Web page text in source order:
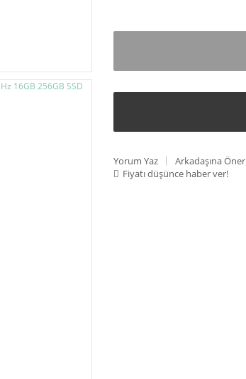
Yorum Yaz Arkadaşına Öner
Fiyatı düşünce haber ver!